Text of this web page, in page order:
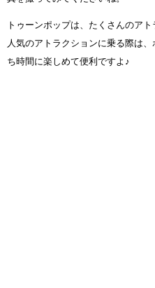
トゥーンポップは、たくさんのア
人気のアトラクションに乗る際は
ち時間に楽しめて便利ですよ♪